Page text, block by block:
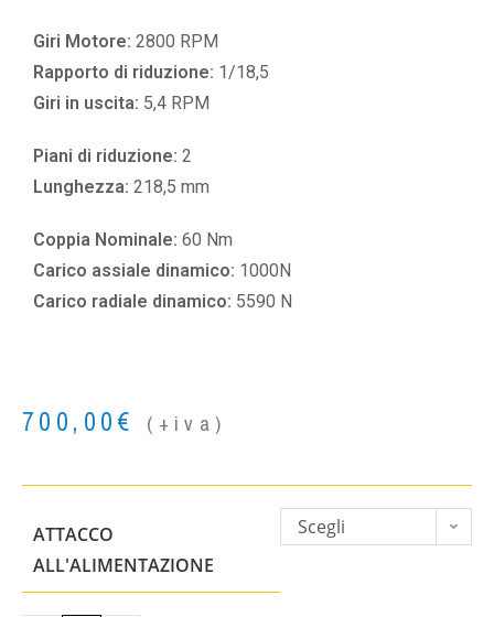
Giri Motore: 2800 RPM
Rapporto di riduzione: 1/18,5
Giri in uscita: 5,4 RPM
Piani di riduzione: 2
Lunghezza: 218,5 mm
Coppia Nominale: 60 Nm
Carico assiale dinamico: 1000N
Carico radiale dinamico: 5590 N
700,00€ (+iva)
ATTACCO
ALL'ALIMENTAZIONE
Scegli